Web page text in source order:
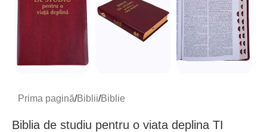
Prima pagină/Biblii/Biblie
Biblia de studiu pentru o viata deplina TI